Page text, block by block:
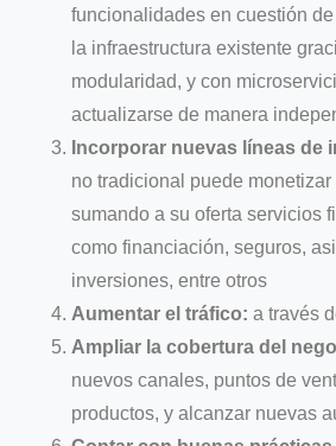
funcionalidades en cuestión
la infraestructura existente
modularidad, y con
actualizarse de manera
Incorporar nuevas líneas de
no tradicional puede
sumando a su oferta servicios
como financiación, seguros,
inversiones, entre otros
Aumentar el tráfico: a través
Ampliar la cobertura del
nuevos canales, puntos de
productos, y alcanzar nuevas